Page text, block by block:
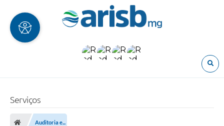
Serviços
Auditoria e...